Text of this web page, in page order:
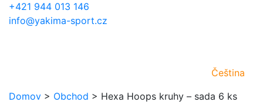
+421 944 013 146
info@yakima-sport.cz
Čeština
Domov > Obchod > Hexa Hoops kruhy – sada 6 ks